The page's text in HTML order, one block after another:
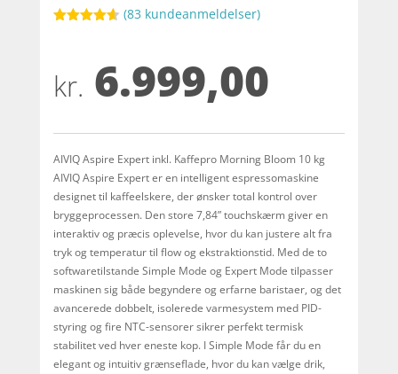
baseret på
kundebedø
mmelser
(83 kundeanmeldelser)
kr. 6.999,00
AIVIQ Aspire Expert inkl. Kaffepro Morning Bloom 10 kg
AIVIQ Aspire Expert er en intelligent espressomaskine
designet til kaffeelskere, der ønsker total kontrol over
bryggeprocessen. Den store 7,84” touchskærm giver en
interaktiv og præcis oplevelse, hvor du kan justere alt fra
tryk og temperatur til flow og ekstraktionstid. Med de to
softwaretilstande Simple Mode og Expert Mode tilpasser
maskinen sig både begyndere og erfarne baristaer, og det
avancerede dobbelt, isolerede varmesystem med PID-
styring og fire NTC-sensorer sikrer perfekt termisk
stabilitet ved hver eneste kop. I Simple Mode får du en
elegant og intuitiv grænseflade, hvor du kan vælge drik,